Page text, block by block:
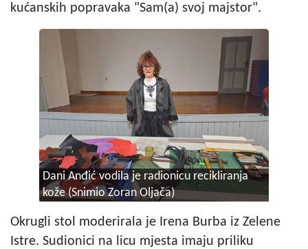
kućanskih popravaka "Sam(a) svoj majstor".
Dani Anđić vodila je radionicu recikliranja
kože (Snimio Zoran Oljača)
Okrugli stol moderirala je Irena Burba iz Zelene
Istre. Sudionici na licu mjesta imaju priliku